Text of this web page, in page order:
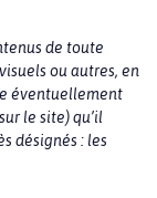
de toute
ou autres, en
éventuellement
le site) qu’il
désignés : les